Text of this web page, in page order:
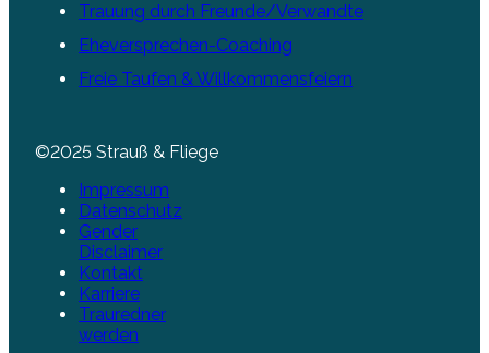
Trauung durch Freunde/Verwandte
Eheversprechen-Coaching
Freie Taufen & Willkommensfeiern
©2025 Strauß & Fliege
Impressum
Datenschutz
Gender
Disclaimer
Kontakt
Karriere
Trauredner
werden